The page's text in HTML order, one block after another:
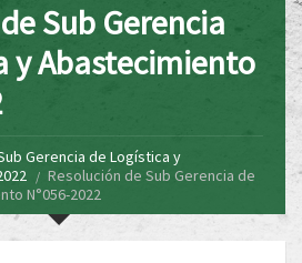
Sub Gerencia
y Abastecimiento
Gerencia de Logística y
Resolución de Sub Gerencia de
N°056-2022